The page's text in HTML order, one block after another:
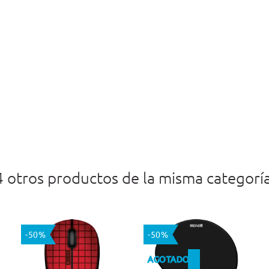
otros productos de la misma
-50% -50%
AGOTADO